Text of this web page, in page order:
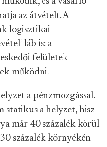
az átvételt. A
logisztikai
láb is: a
felületek
működni.
a pénzmozgással.
statikus a helyzet, hisz
már 40 százalék körül
százalék környékén